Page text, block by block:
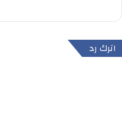
اترك رد